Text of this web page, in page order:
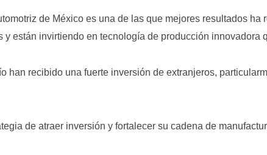
de México es una de las que mejores resultados ha
están invirtiendo en tecnología de producción innovadora
han recibido una fuerte inversión de extranjeros,
de atraer inversión y fortalecer su cadena de